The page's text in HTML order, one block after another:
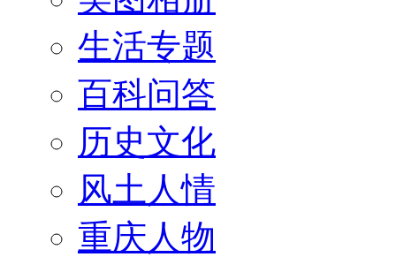
生活专题
百科问答
历史文化
风土人情
重庆人物